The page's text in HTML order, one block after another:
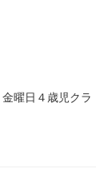
曜日４歳児クラ